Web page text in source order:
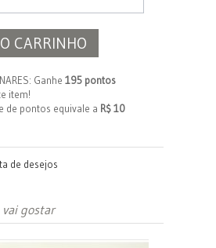
CARRINHO
Ganhe 195 pontos
item!
de pontos equivale a R$ 10
de desejos
vai gostar